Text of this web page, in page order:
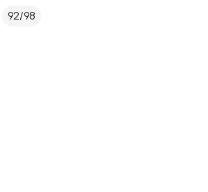
92/98